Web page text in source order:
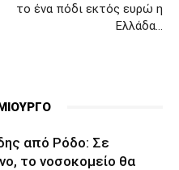
το ένα πόδι εκτός ευρώ η
Ελλάδα…
από Ρόδο: Σε
το νοσοκομείο θα